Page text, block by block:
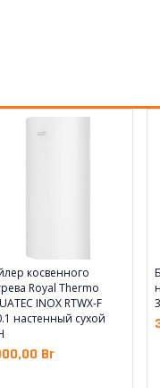
косвенного
Royal Thermo
INOX RTWX-F
настенный сухой
Br